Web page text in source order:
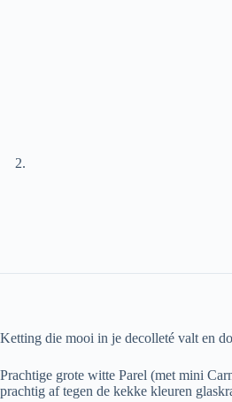
Ketting die mooi in je decolleté valt en
Prachtige grote witte Parel (met mini
prachtig af tegen de kekke kleuren